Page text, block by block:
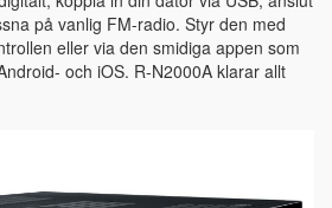
på vanlig FM-radio. Styr den med
eller via den smidiga appen som
och iOS. R-N2000A klarar allt